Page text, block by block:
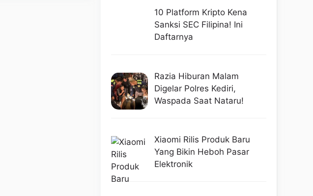
10 Platform Kripto Kena
Sanksi SEC Filipina! Ini
Daftarnya
Razia Hiburan Malam
Digelar Polres Kediri,
Waspada Saat Nataru!
Xiaomi Rilis Produk Baru
Yang Bikin Heboh Pasar
Elektronik